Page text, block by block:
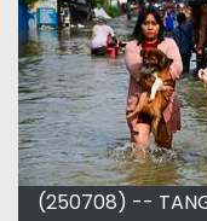
(250708) --